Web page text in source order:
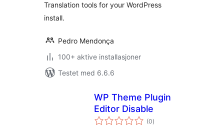
Translation tools for your WordPress
install.
Pedro Mendonça
100+ aktive installasjoner
Testet med 6.6.6
WP Theme Plugin
Editor Disable
(0totale
vurderinger
)